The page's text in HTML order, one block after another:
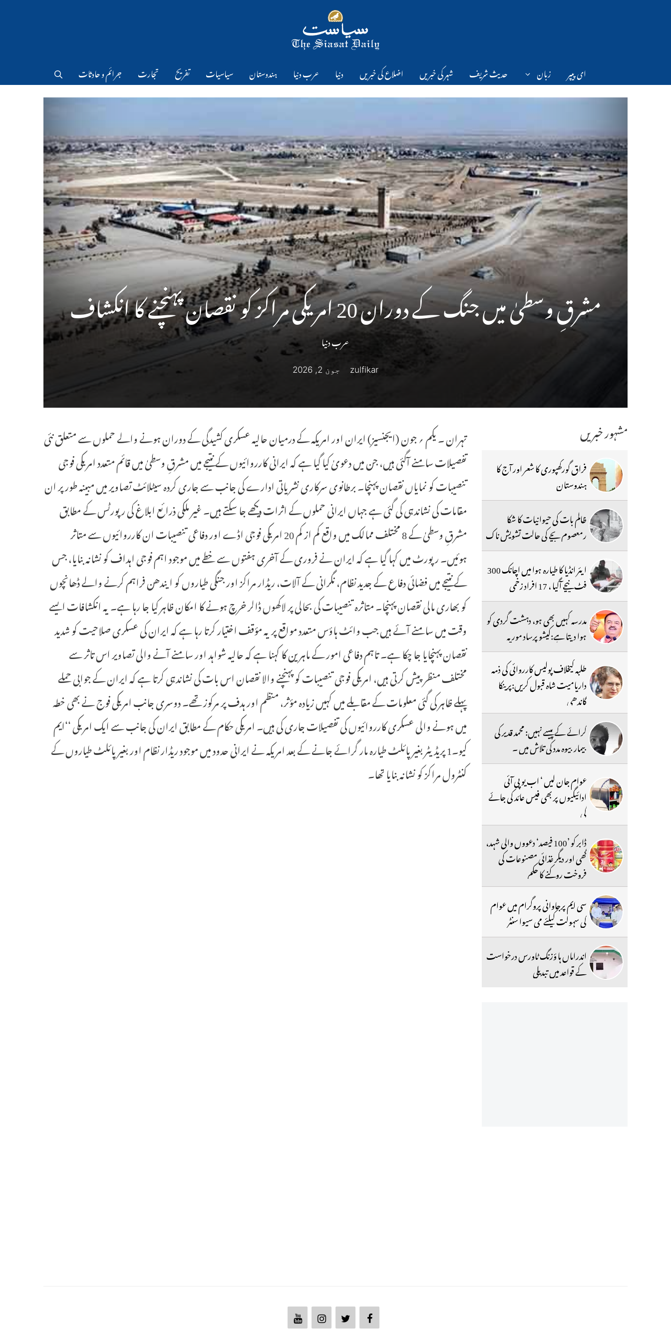
ای پیپر زبان حدیث شریف شہر کی خبریں اضلاع کی خبریں دنیا عرب دنیا ہندوستان سیاسیات تفریح تجارت جرائم و حادثات
مشرقِ وسطیٰ میں جنگ کے دوران 20 امریکی مراکز کو نقصان پہنچنے کا انکشاف
عرب دنیا
zulfikar جون 2, 2026
تہران ۔ یکم ؍ جون (ایجنسیز) ایران اور امریکہ کے درمیان حالیہ عسکری کشیدگی کے دوران ہونے والے حملوں سے متعلق نئی
تفصیلات سامنے آگئی ہیں، جن میں دعویٰ کیا گیا ہے کہ ایرانی کارروائیوں کے نتیجے میں مشرقِ وسطیٰ میں قائم متعدد امریکی فوجی
تنصیبات کو نمایاں نقصان پہنچا۔ برطانوی سرکاری نشریاتی ادارے کی جانب سے جاری کردہ سیٹلائٹ تصاویر میں مبینہ طور پر ان
مقامات کی نشاندہی کی گئی ہے جہاں ایرانی حملوں کے اثرات دیکھے جا سکتے ہیں۔ غیر ملکی ذرائع ابلاغ کی رپورٹس کے مطابق
مشرقِ وسطیٰ کے 8 مختلف ممالک میں واقع کم از کم 20 امریکی فوجی اڈے اور دفاعی تنصیبات ان کارروائیوں سے متاثر
ہوئیں۔ رپورٹ میں کہا گیا ہے کہ ایران نے فروری کے آخری ہفتوں سے خطے میں موجود اہم فوجی اہداف کو نشانہ بنایا، جس
کے نتیجے میں فضائی دفاع کے جدید نظام، نگرانی کے آلات، ریڈار مراکز اور جنگی طیاروں کو ایندھن فراہم کرنے والے ڈھانچوں
کو بھاری مالی نقصان پہنچا۔ متاثرہ تنصیبات کی بحالی پر لاکھوں ڈالر خرچ ہونے کا امکان ظاہر کیا جا رہا ہے۔ یہ انکشافات ایسے
وقت میں سامنے آئے ہیں جب وائٹ ہاؤس متعدد مواقع پر یہ مؤقف اختیار کرتا رہا ہے کہ ایران کی عسکری صلاحیت کو شدید
نقصان پہنچایا جا چکا ہے۔ تاہم دفاعی امور کے ماہرین کا کہنا ہے کہ حالیہ شواہد اور سامنے آنے والی تصاویر اس تاثر سے
مختلف منظر پیش کرتی ہیں، امریکی فوجی تنصیبات کو پہنچنے والا نقصان اس بات کی نشاندہی کرتا ہے کہ ایران کے جوابی حملے
پہلے ظاہر کی گئی معلومات کے مقابلے میں کہیں زیادہ مؤثر، منظم اور ہدف پر مرکوز تھے۔ دوسری جانب امریکی فوج نے بھی خطہ
میں ہونے والی عسکری کارروائیوں کی تفصیلات جاری کی ہیں۔ امریکی حکام کے مطابق ایران کی جانب سے ایک امریکی ‘‘ایم
کیو۔1 پریڈیٹر بغیر پائلٹ طیارہ مار گرائے جانے کے بعد امریکہ نے ایرانی حدود میں موجود ریڈار نظام اور بغیر پائلٹ طیاروں کے
کنٹرول مراکز کو نشانہ بنایا تھا۔
مشہور خبریں
فراق گورکھپوری کا شعر اور آج کا
ہندوستان
ظالم بات کی حیوانیات کا شکا
رمعصوم بچے کی حالت تشویش ناک
ایئر انڈیا کا طیارہ ہوا میں اچانک 300
فٹ نیچے آگیا ، 17 افراد زخمی
مدرسہ کہیں بھی ہو، دہشت گردی کو
ہوا دیتا ہے:کیشو پرساد موریہ
طلبہ کیخلاف پولیس کارروائی کی ذمہ
داریامیت شاہ قبول کریں:پرینکا
گاندھی
کرائے کے پیسے نہیں: محمد قدیر کی
بیمار بیوہ مدد کی تلاش میں ۔
عوام جان لیں ‘ اب یو پی آئی
ادائیگیوں پر بھی فیس عائد کی جائے
گی
ڈابر کو ’100 فیصد‘ دعووں والی شہد،
گھی اور دیگر غذائی مصنوعات کی
فروخت روکنے کا حکم
سی ایم پرجاوانی پروگرام میں عوام
کی سہولت کیلئے می سیوا سنٹر
اندراماں ہا ؤزنگ ٹاورس درخواست
کے قواعد میں تبدیلی